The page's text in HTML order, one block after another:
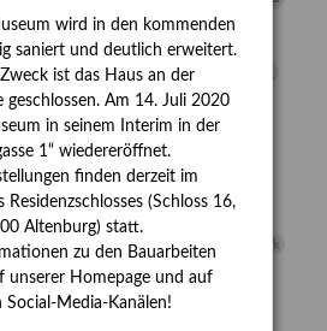
und heute
Preis
Gerhard Kurt Müller
Mythologie
Heinrich Kirchhoff Heldinnen
Insekten
Italien Jahresempfang
Korkmodelle Kunst
Künstlerin Lehmbruck
Marstall Messeakademie
Museumsnacht
wird in den kommenden
saniert und deutlich erweitert.
ist das Haus an der
geschlossen. Am 14. Juli 2020
in seinem Interim in der
1“ wiedereröffnet.
finden derzeit im
Residenzschlosses (Schloss 16,
Altenburg) statt.
zu den Bauarbeiten
unserer Homepage und auf
Social-Media-Kanälen!